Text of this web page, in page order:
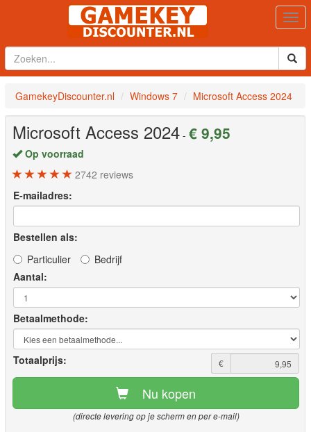
GamekeyDiscounter.nl Windows 7 Microsoft Access 2024
Microsoft Access 2024 - € 9,95
Op voorraad
2742 reviews
E-mailadres:
Bestellen als:
Particulier
Bedrijf
Aantal:
Betaalmethode:
Totaalprijs: €
Nu kopen
(directe levering op je scherm en per e-mail)